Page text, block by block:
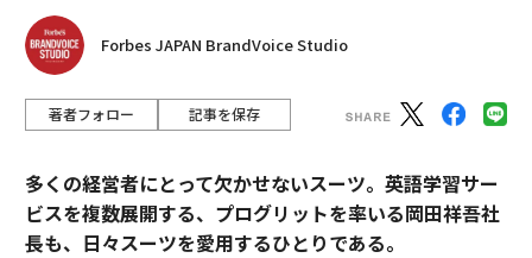
Forbes JAPAN BrandVoice Studio
著者フォロー 記事を保存
多くの経営者にとって欠かせないスーツ。 英語学習サー
ビスを複数展開する、プログリットを率いる岡田祥吾社
長も、日々スーツを愛用するひとりである。